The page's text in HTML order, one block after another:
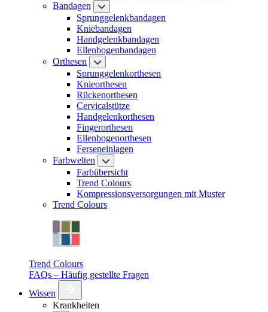
Bandagen
Sprunggelenkbandagen
Kniebandagen
Handgelenkbandagen
Ellenbogenbandagen
Orthesen
Sprunggelenkorthesen
Knieorthesen
Rückenorthesen
Cervicalstütze
Handgelenkorthesen
Fingerorthesen
Ellenbogenorthesen
Ferseneinlagen
Farbwelten
Farbübersicht
Trend Colours
Kompressionsversorgungen mit Muster
Trend Colours
Trend Colours
FAQs – Häufig gestellte Fragen
Wissen
Krankheiten